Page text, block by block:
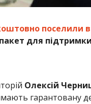
поселили в
для
Олексій
гарантовану